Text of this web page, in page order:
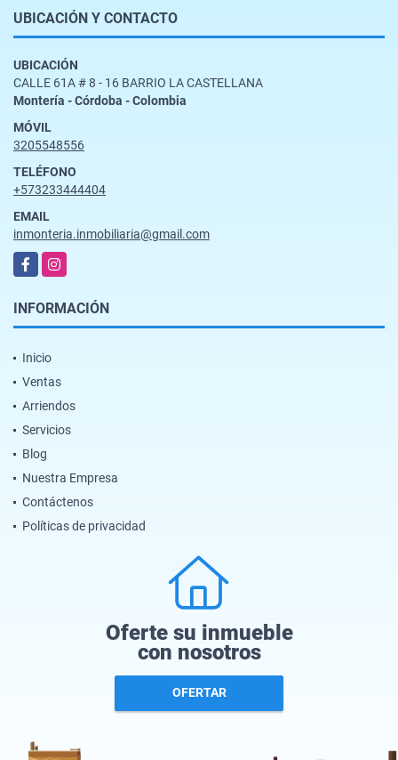
UBICACIÓN Y CONTACTO
UBICACIÓN
CALLE 61A # 8 - 16 BARRIO LA CASTELLANA
Montería - Córdoba - Colombia
MÓVIL
3205548556
TELÉFONO
+573233444404
EMAIL
inmonteria.inmobiliaria@gmail.com
FacebookInstagram
INFORMACIÓN
Inicio
Ventas
Arriendos
Servicios
Blog
Nuestra Empresa
Contáctenos
Políticas de privacidad
Oferte su inmueble
con nosotros
OFERTAR